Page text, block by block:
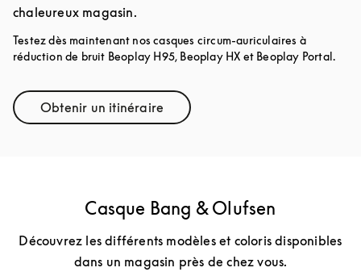
chaleureux magasin.
Testez dès maintenant nos casques circum-auriculaires à
réduction de bruit Beoplay H95, Beoplay HX et Beoplay Portal.
Obtenir un itinéraireLink Opens in New Tab
Casque Bang & Olufsen
Découvrez les différents modèles et coloris disponibles
dans un magasin près de chez vous.